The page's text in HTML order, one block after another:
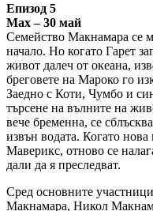
Епизод 5
Max – 30 май
Семейство Макнамара се
начало. Но когато Гарет
живот далеч от океана,
бреговете на Мароко го
Заедно с Коти, Чумбо и
търсене на вълните на
вече бременна, се
извън водата. Когато
Маверикс, отново се
дали да я преследват.
Сред основните
Макнамара, Никол